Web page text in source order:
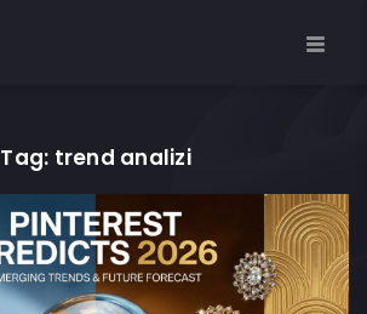
Tag: trend analizi